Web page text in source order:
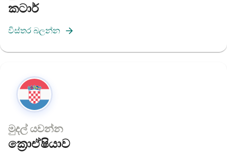
කටාර්
විස්තර බලන්න
මුදල් යවන්න
ක්‍රොඒෂියාව